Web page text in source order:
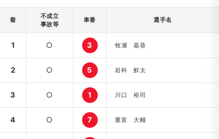
着
不成立
事故等
車番 選手名
1 ○ 3 牧瀬 嘉葵
2 ○ 5 岩科 鮮太
3 ○ 1 川口 裕司
4 ○ 7 重富 大輔